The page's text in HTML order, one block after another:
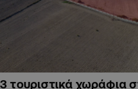
3 τουριστικά χωράφια